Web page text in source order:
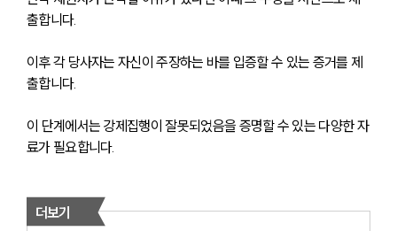
대륜소개
대륜의 강점
통합검색
출합니다.
이후 각 당사자는 자신이 주장하는 바를 입증할 수 있는 증거를 제
출합니다.
이 단계에서는 강제집행이 잘못되었음을 증명할 수 있는 다양한 자
료가 필요합니다.
더보기